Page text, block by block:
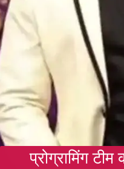
प्रोग्रामिंग